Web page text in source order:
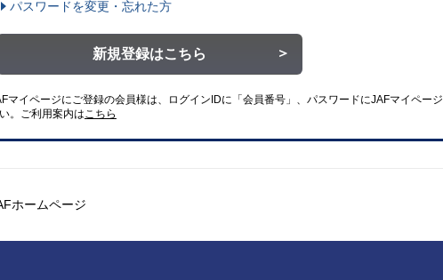
パスワードを変更・忘れた方
新規登録はこちら
イページにご登録の会員様は、ログインIDに「会員番号」、パスワードにJAFマイページ
。 ご利用案内はこちら
ホームページ